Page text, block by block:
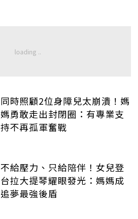
同時照顧2位身障兒太崩潰！媽
媽勇敢走出封閉圈：有專業支
持不再孤軍奮戰
不給壓力、只給陪伴！女兒登
台拉大提琴耀眼發光：媽媽成
追夢最強後盾